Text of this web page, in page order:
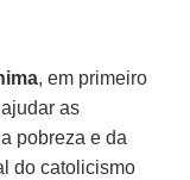
, em primeiro
as
pobreza e da
do catolicismo